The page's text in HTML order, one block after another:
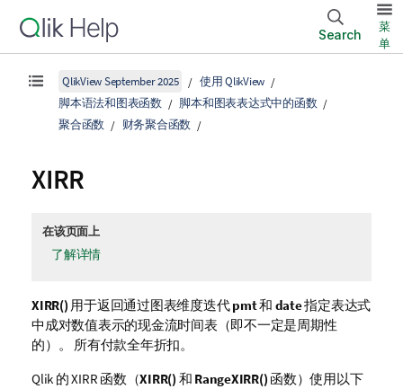
Search
菜
单
QlikView September 2025
使用 QlikView
脚本语法和图表函数
脚本和图表表达式中的函数
聚合函数
财务聚合函数
XIRR
在该页面上
了解详情
XIRR() 用于返回通过图表维度迭代pmt和 date指定表达式
中成对数值表示的现金流时间表（即不一定是周期性
的）。 所有付款全年折扣。
Qlik 的 XIRR 函数（XIRR() 和 RangeXIRR() 函数）使用以下